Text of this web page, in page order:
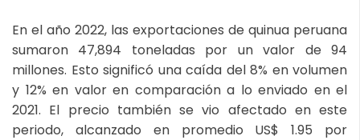
En el año 2022, las exportaciones de quinua peruana
sumaron 47,894 toneladas por un valor de 94
millones. Esto significó una caída del 8% en volumen
y 12% en valor en comparación a lo enviado en el
2021. El precio también se vio afectado en este
periodo, alcanzado en promedio US$ 1.95 por